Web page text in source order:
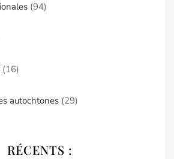
(94)
(16)
autochtones (29)
RÉCENTS :